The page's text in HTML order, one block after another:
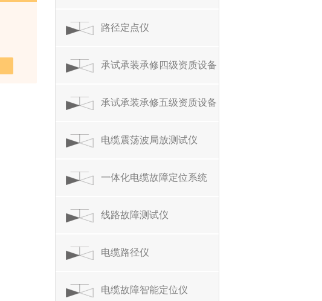
路径定点仪
承试承装承修四级资质设备
承试承装承修五级资质设备
电缆震荡波局放测试仪
一体化电缆故障定位系统
线路故障测试仪
电缆路径仪
电缆故障智能定位仪